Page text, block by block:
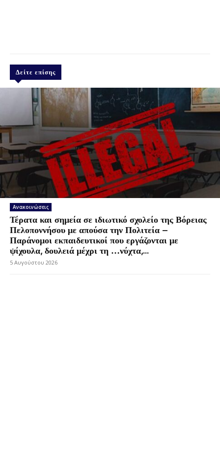
Δείτε επίσης
Ανακοινώσεις
Τέρατα και σημεία σε ιδιωτικό σχολείο της Βόρειας
Πελοποννήσου με απούσα την Πολιτεία –
Παράνομοι εκπαιδευτικοί που εργάζονται με
ψίχουλα, δουλειά μέχρι τη …νύχτα,...
5 Αυγούστου 2026